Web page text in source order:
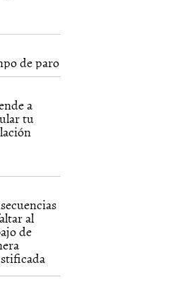
de paro
a
tu
al
de